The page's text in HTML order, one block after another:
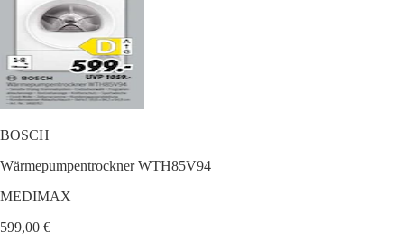
BOSCH
Wärmepumpentrockner WTH85V94
MEDIMAX
599,00 €